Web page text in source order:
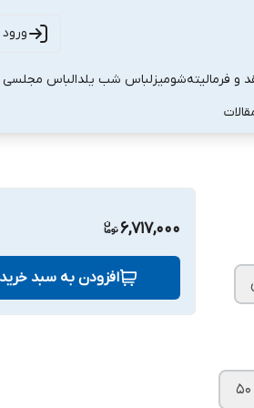
و فرمالیتهشومیزلباس شب یلدالباس مجلسی
۵۰
6,717,000
افزودن به سبد خرید